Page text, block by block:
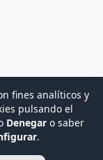
fines analíticos y
pulsando el
Denegar o saber
.